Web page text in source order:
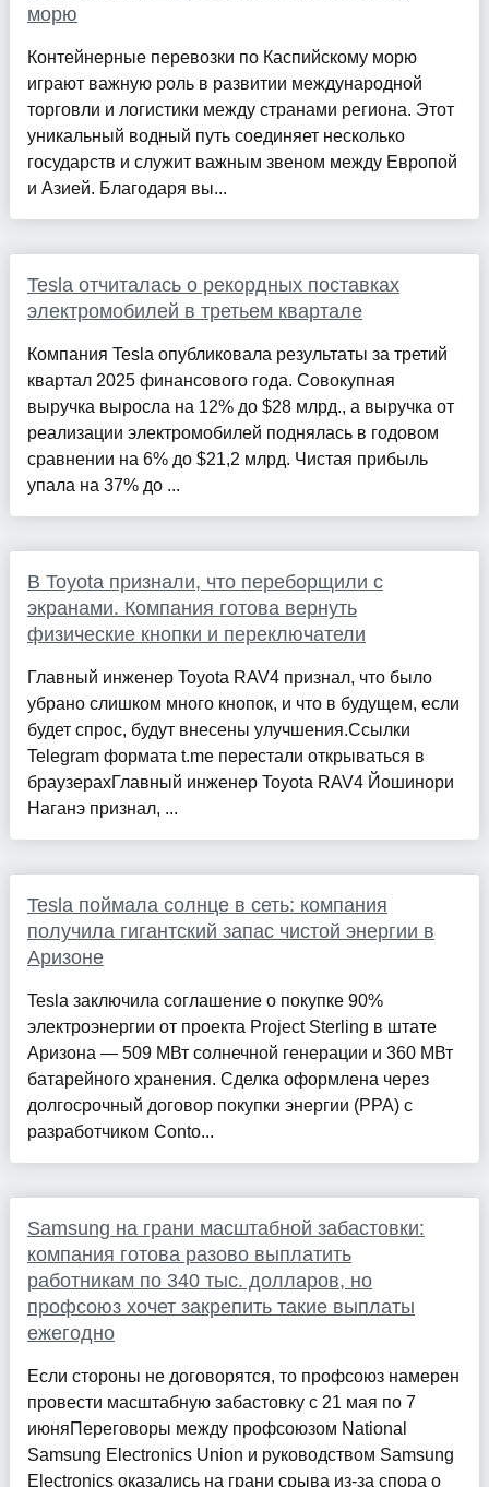
морю
Контейнерные перевозки по Каспийскому морю
играют важную роль в развитии международной
торговли и логистики между странами региона. Этот
уникальный водный путь соединяет несколько
государств и служит важным звеном между Европой
и Азией. Благодаря вы...
Tesla отчиталась о рекордных поставках
электромобилей в третьем квартале
Компания Tesla опубликовала результаты за третий
квартал 2025 финансового года. Совокупная
выручка выросла на 12% до $28 млрд., а выручка от
реализации электромобилей поднялась в годовом
сравнении на 6% до $21,2 млрд. Чистая прибыль
упала на 37% до ...
В Toyota признали, что переборщили с
экранами. Компания готова вернуть
физические кнопки и переключатели
Главный инженер Toyota RAV4 признал, что было
убрано слишком много кнопок, и что в будущем, если
будет спрос, будут внесены улучшения.Ссылки
Telegram формата t.me перестали открываться в
браузерахГлавный инженер Toyota RAV4 Йошинори
Наганэ признал, ...
Tesla поймала солнце в сеть: компания
получила гигантский запас чистой энергии в
Аризоне
Tesla заключила соглашение о покупке 90%
электроэнергии от проекта Project Sterling в штате
Аризона — 509 МВт солнечной генерации и 360 МВт
батарейного хранения. Сделка оформлена через
долгосрочный договор покупки энергии (PPA) с
разработчиком Conto...
Samsung на грани масштабной забастовки:
компания готова разово выплатить
работникам по 340 тыс. долларов, но
профсоюз хочет закрепить такие выплаты
ежегодно
Если стороны не договорятся, то профсоюз намерен
провести масштабную забастовку с 21 мая по 7
июняПереговоры между профсоюзом National
Samsung Electronics Union и руководством Samsung
Electronics оказались на грани срыва из-за спора о